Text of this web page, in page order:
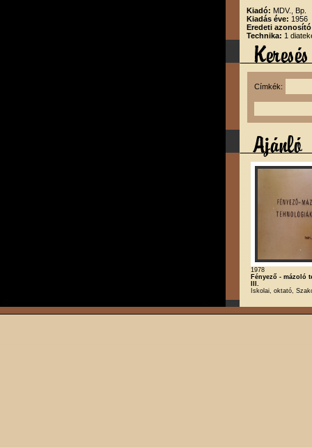
Kiadó: MDV., Bp.
Kiadás éve: 1956
Eredeti
Technika: 1
Címkék:
1978
Fényező - mázoló
Iskolai, oktató,